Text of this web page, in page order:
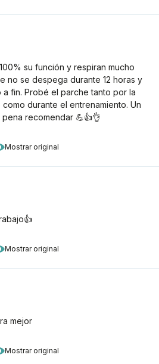
Mostrar original
su función y respiran mucho
no se despega durante 12 horas y
fin. Probé el parche tanto por la
durante el entrenamiento. Un
recomendar 💪👍👌
Mostrar original
Mostrar original
mejor